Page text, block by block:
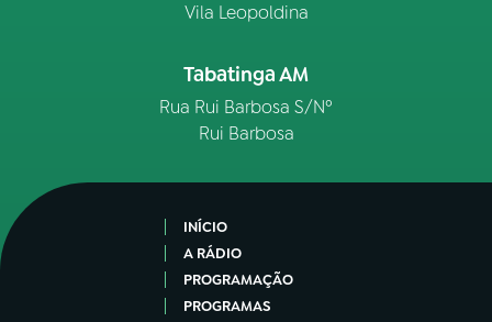
Vila Leopoldina
Tabatinga AM
Rua Rui Barbosa S/Nº
Rui Barbosa
INÍCIO
A RÁDIO
PROGRAMAÇÃO
PROGRAMAS